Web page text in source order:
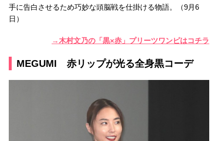
手に告白させるため巧妙な頭脳戦を仕掛ける物語。（9月6
日）
→木村文乃の「黒×赤」プリーツワンピはコチラ
MEGUMI 赤リップが光る全身黒コーデ